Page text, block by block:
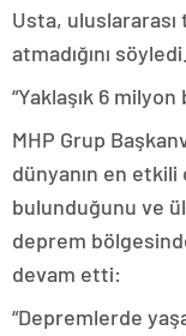
Usta,
atmadığını söyledi.
“Yaklaşık 6 milyon
MHP Grup
dünyanın en
bulunduğunu ve
deprem
devam etti:
“Depremlerde